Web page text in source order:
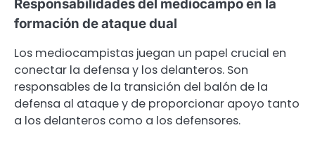
Responsabilidades del mediocampo en la
formación de ataque dual
Los mediocampistas juegan un papel crucial en
conectar la defensa y los delanteros. Son
responsables de la transición del balón de la
defensa al ataque y de proporcionar apoyo tanto
a los delanteros como a los defensores.